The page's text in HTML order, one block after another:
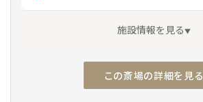
施設情報を見る
アクセス良 駅チカ 駐車場有
この斎場の詳細を見る